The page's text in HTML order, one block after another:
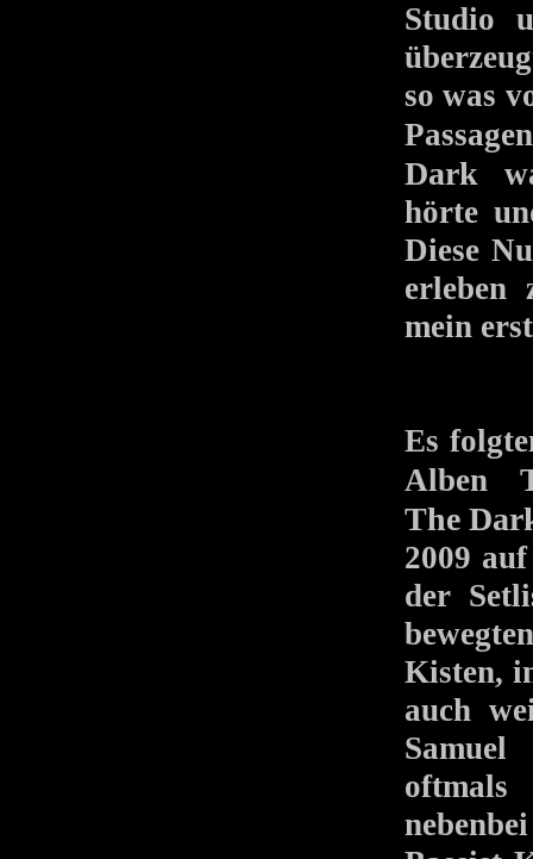
Studio
so was
Dark
hörte
Diese
erleben
mein
Es
Alben
The
2009
der
Kisten,
auch
oftmals